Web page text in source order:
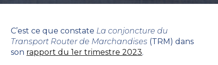
C’est ce que constate La conjoncture du
Transport Router de Marchandises (TRM) dans
son rapport du 1er trimestre 2023.